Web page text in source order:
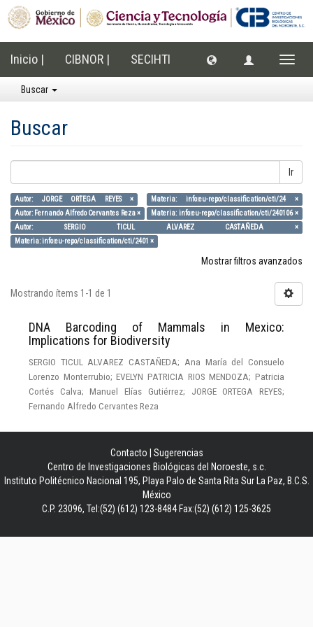
Inicio | CIBNOR | SECIHTI
Buscar
Buscar
Ir
Autor: JORGE ORTEGA REYES ×
Materia: info:eu-repo/classification/cti/24 ×
Autor: Fernando Alfredo Cervantes Reza ×
Materia: info:eu-repo/classification/cti/240106 ×
Autor: SERGIO TICUL ALVAREZ CASTAÑEDA ×
Materia: info:eu-repo/classification/cti/2401 ×
Mostrar filtros avanzados
Mostrando ítems 1-1 de 1
DNA Barcoding of Mammals in Mexico:
Implications for Biodiversity
SERGIO TICUL ALVAREZ CASTAÑEDA; Ana María del Consuelo
Lorenzo Monterrubio; EVELYN PATRICIA RIOS MENDOZA; Patricia
Cortés Calva; Manuel Elías Gutiérrez; JORGE ORTEGA REYES;
Fernando Alfredo Cervantes Reza
Contacto
Sugerencias
Centro de Investigaciones Biológicas del Noroeste, s.c.
Instituto Politécnico Nacional 195, Playa Palo de Santa Rita Sur La Paz, B.C.S.
México
C.P. 23096, Tel:(52) (612) 123-8484 Fax:(52) (612) 125-3625